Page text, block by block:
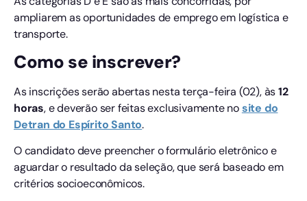
ampliarem as oportunidades de emprego em logística e
transporte.
Como se inscrever?
As inscrições serão abertas nesta terça-feira (02), às12
horas, e deverão ser feitas exclusivamente nosite do
Detran do Espírito Santo.
O candidato deve preencher o formulário eletrônico e
aguardar o resultado da seleção, que será baseado em
critérios socioeconômicos.